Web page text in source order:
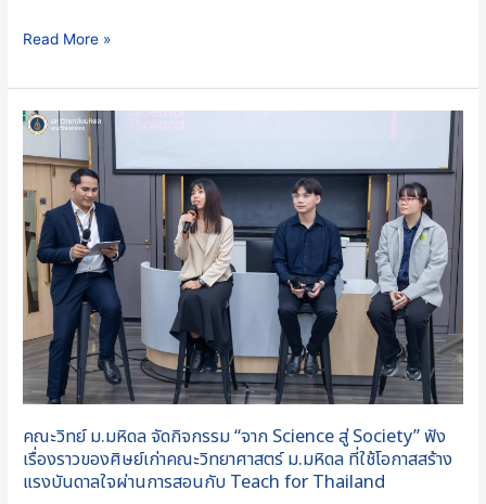
Phayathai
Read More »
คณะวิทย์ ม.มหิดล จัดกิจกรรม “จาก Science สู่ Society” ฟัง
เรื่องราวของศิษย์เก่าคณะวิทยาศาสตร์ ม.มหิดล ที่ใช้โอกาสสร้าง
แรงบันดาลใจผ่านการสอนกับ Teach for Thailand
คณะ
ม.มหิดล
จัด
กิจกรรม
“จาก
Science
สู่
Society”
ฟัง
เรื่อง
ของ
ศิษย์